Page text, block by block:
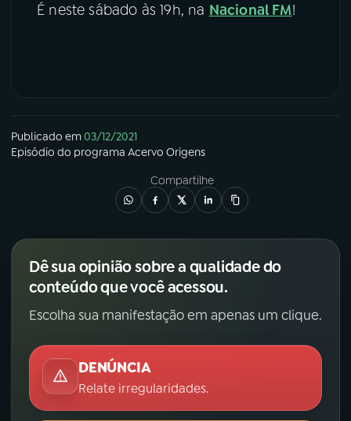
É neste sábado às 19h, na Nacional FM!
Publicado em03/12/2021
Episódio do programa Acervo Origens
Compartilhe
Dê sua opinião sobre a qualidade do
conteúdo que você acessou.
Escolha sua manifestação em apenas um clique.
DENÚNCIA
Relate irregularidades.